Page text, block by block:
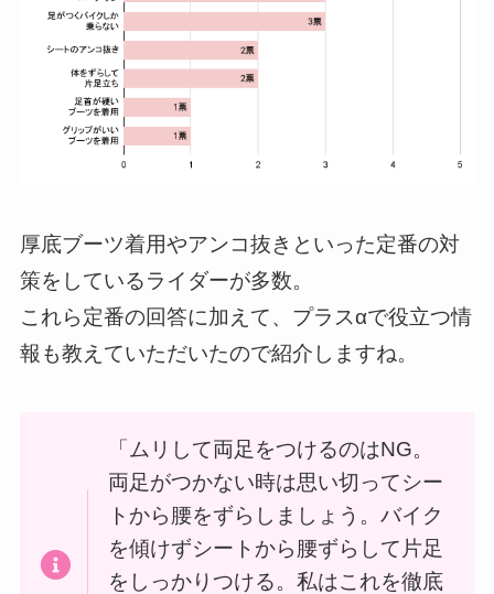
厚底ブーツ着用やアンコ抜きといった定番の対
策をしているライダーが多数。
これら定番の回答に加えて、プラスαで役立つ情
報も教えていただいたので紹介しますね。
「ムリして両足をつけるのはNG。
両足がつかない時は思い切ってシー
トから腰をずらしましょう。バイク
を傾けずシートから腰ずらして片足
をしっかりつける。私はこれを徹底